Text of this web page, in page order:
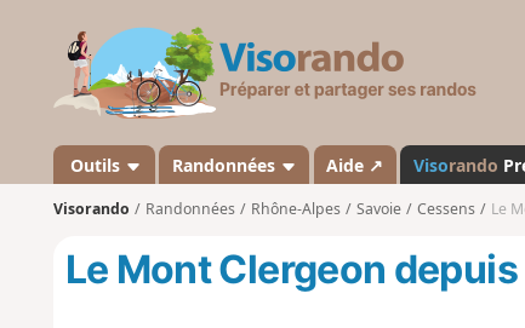
s
a
n
d
Outils Randonnées Aide ↗ Visorando
Visorando Randonnées Rhône-Alpes Savoie Cessens Le
Le Mont Clergeon